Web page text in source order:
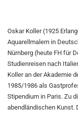
Oskar Koller (1925
Aquarellmalern in
Nürnberg (heute FH für
Studienreisen nach
Koller an der Akademie
1985/1986 als
Stipendium in Paris. Zu
abendländischen Kunst.